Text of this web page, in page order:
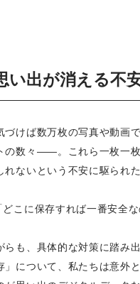
い出が消える
けば数万枚の写真や動画
の数々――。これら一枚一
ないという不安に駆られ
こに保存すれば一番安全
らも、具体的な対策に踏
」について、私たちは意